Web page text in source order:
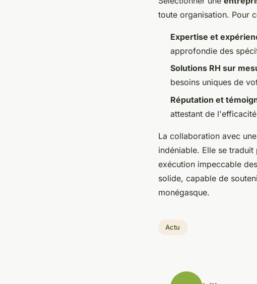
toute organisation. Pour
Expertise et
approfondie des
Solutions RH sur
besoins uniques de
Réputation et
attestant de
La collaboration avec
indéniable. Elle se traduit
exécution impeccable
solide, capable de
monégasque.
Actu